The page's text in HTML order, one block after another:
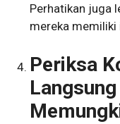
Perhatikan juga
mereka memiliki
Periksa